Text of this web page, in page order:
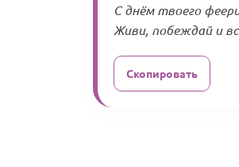
С днём твоего
Живи, побеждай и
Скопировать